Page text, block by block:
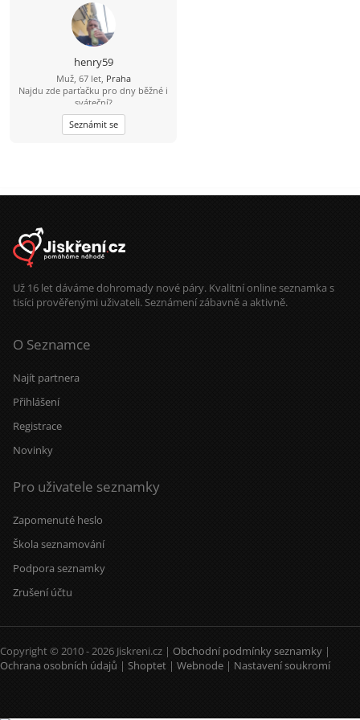
henry59
Muž, 67 let, Praha
Najdu zde parťačku pro dny běžné i
sváteční?
Seznámit se
Už 16 let dáváme dohromady nové páry. Kvalitní online seznamka s
tisíci prověřenými uživateli. Seznámení zábavně a aktivně.
O Seznamce
Najít partnera
Přihlášení
Registrace
Novinky
Pro uživatele seznamky
Zapomenuté heslo
Škola seznamování
Podpora seznamky
Zrušení účtu
Copyright © 2010 - 2026 Jiskreni.cz | Obchodní podmínky seznamky |
Ochrana osobních údajů | Shoptet | Webnode | Nastavení soukromí